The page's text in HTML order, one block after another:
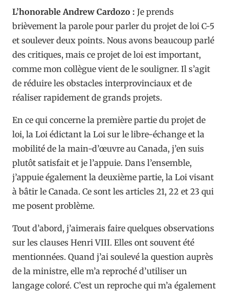
L’honorable Andrew Cardozo : Je prends
brièvement la parole pour parler du projet de loi C-5
et soulever deux points. Nous avons beaucoup parlé
des critiques, mais ce projet de loi est important,
comme mon collègue vient de le souligner. Il s’agit
de réduire les obstacles interprovinciaux et de
réaliser rapidement de grands projets.
En ce qui concerne la première partie du projet de
loi, la Loi édictant la Loi sur le libre-échange et la
mobilité de la main-d’œuvre au Canada, j’en suis
plutôt satisfait et je l’appuie. Dans l’ensemble,
j’appuie également la deuxième partie, la Loi visant
à bâtir le Canada. Ce sont les articles 21, 22 et 23 qui
me posent problème.
Tout d’abord, j’aimerais faire quelques observations
sur les clauses Henri VIII. Elles ont souvent été
mentionnées. Quand j’ai soulevé la question auprès
de la ministre, elle m’a reproché d’utiliser un
langage coloré. C’est un reproche qui m’a également